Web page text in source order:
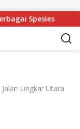
Korwil
Lingkar Utara